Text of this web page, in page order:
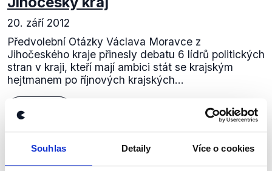
Souhlas Detaily Více o cookies
20. září 2012
Předvolební Otázky Václava Moravce z
Jihočeského kraje přinesly debatu 6 lídrů politických
stran v kraji, kteří mají ambici stát se krajským
hejtmanem po říjnových krajských...
Zůstaňme v kontaktu